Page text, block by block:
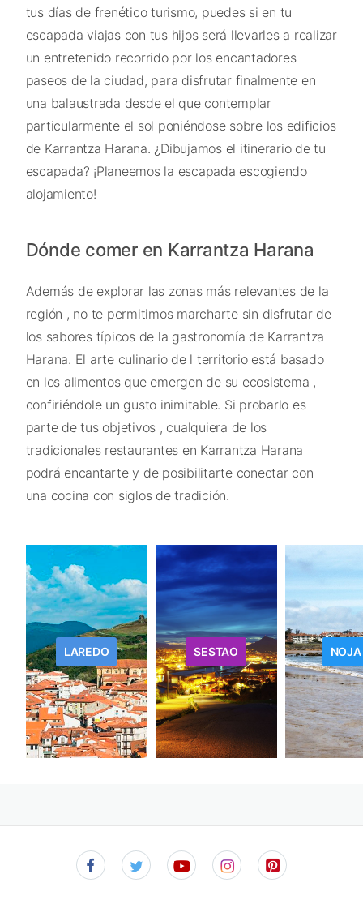
tus días de frenético turismo, puedes si en tu
escapada viajas con tus hijos será llevarles a realizar
un entretenido recorrido por los encantadores
paseos de la ciudad, para disfrutar finalmente en
una balaustrada desde el que contemplar
particularmente el sol poniéndose sobre los edificios
de Karrantza Harana. ¿Dibujamos el itinerario de tu
escapada? ¡Planeemos la escapada escogiendo
alojamiento!
Dónde comer en Karrantza Harana
Además de explorar las zonas más relevantes de la
región , no te permitimos marcharte sin disfrutar de
los sabores típicos de la gastronomía de Karrantza
Harana. El arte culinario de l territorio está basado
en los alimentos que emergen de su ecosistema ,
confiriéndole un gusto inimitable. Si probarlo es
parte de tus objetivos , cualquiera de los
tradicionales restaurantes en Karrantza Harana
podrá encantarte y de posibilitarte conectar con
una cocina con siglos de tradición.
LAREDO SESTAO NOJA